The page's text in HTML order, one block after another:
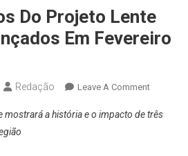
Do Projeto Lente
Em Fevereiro
Redação Leave A CommentOn
Do
mostrará a história e o impacto de três